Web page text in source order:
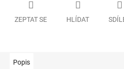
ZEPTAT SE HLÍDAT
Popis